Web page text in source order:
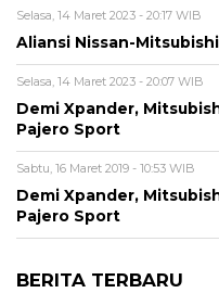
Selasa, 14 Maret 2023 - 20:17 WIB
Aliansi Nissan-
Selasa, 14 Maret 2023 - 20:07 WIB
Demi Xpander,
Pajero Sport
Sabtu, 16 Maret 2019 - 10:53 WIB
Demi Xpander,
Pajero Sport
BERITA TERBARU